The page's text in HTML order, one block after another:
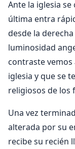
Ante la iglesia se
última entra
desde la
luminosidad
contraste
iglesia y que se
religiosos de los
Una vez
alterada por su
recibe su recién